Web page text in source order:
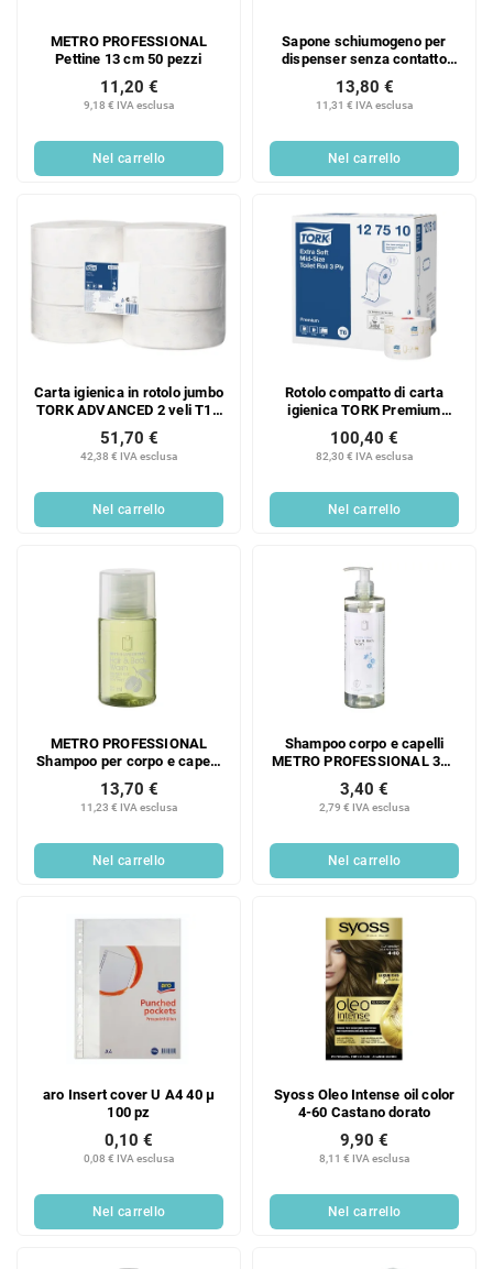
METRO PROFESSIONAL
Pettine 13 cm 50 pezzi
9,18 € IVA esclusa
11,20 €
Nel carrello
Sapone schiumogeno per
dispenser senza contatto
CELTEX 700ml - 1 pz
11,31 € IVA esclusa
13,80 €
Nel carrello
Carta igienica in rotolo jumbo
TORK ADVANCED 2 veli T1 -
42,38 € IVA esclusa
51,70 €
Nel carrello
Rotolo compatto di carta
igienica TORK Premium
- 27 pezzi
82,30 € IVA esclusa
100,40 €
Nel carrello
METRO PROFESSIONAL
Shampoo per corpo e capelli
11,23 € IVA esclusa
13,70 €
Nel carrello
Shampoo corpo e capelli
METRO PROFESSIONAL 380
2,79 € IVA esclusa
3,40 €
Nel carrello
aro Insert cover U A4 40 µ
100 pz
0,08 € IVA esclusa
0,10 €
Nel carrello
Syoss Oleo Intense oil color
4-60 Castano dorato
8,11 € IVA esclusa
9,90 €
Nel carrello